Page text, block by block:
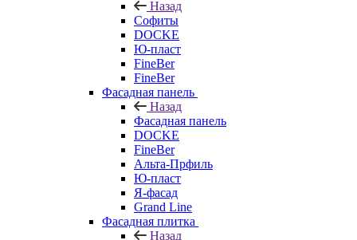
Назад
Софиты
DOCKE
Ю-пласт
FineBer
FineBer
Фасадная панель
Назад
Фасадная панель
DOCKE
FineBer
Альта-Прфиль
Ю-пласт
Я-фасад
Grand Line
Фасадная плитка
Назад